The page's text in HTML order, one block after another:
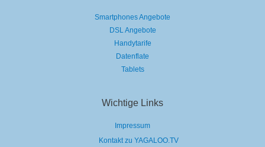
Smartphones Angebote
DSL Angebote
Handytarife
Datenflate
Tablets
Wichtige Links
Impressum
Kontakt zu YAGALOO.TV